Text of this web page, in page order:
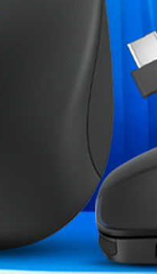
mémoire
spécifiques